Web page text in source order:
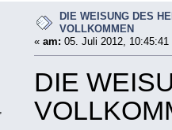
DIE WEISUNG DES
VOLLKOMMEN
« am: 05. Juli 2012, 10:45:41
DIE